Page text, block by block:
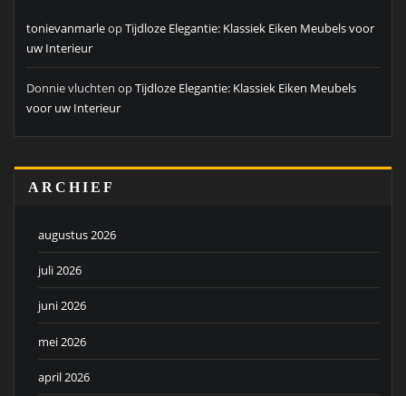
tonievanmarleopTijdloze Elegantie: Klassiek Eiken Meubels voor
uw Interieur
Donnie vluchten opTijdloze Elegantie: Klassiek Eiken Meubels
voor uw Interieur
ARCHIEF
augustus 2026
juli 2026
juni 2026
mei 2026
april 2026